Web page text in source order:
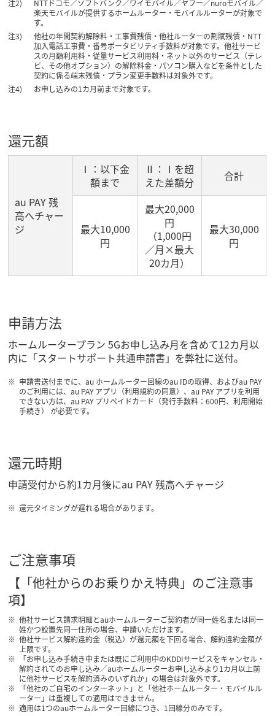
NTTドコモ／ソフトバンク／ワイモバイル／ヤフー／nuroモバイル／
楽天モバイルが提供するホームルーター・モバイルルーターが対象で
す。
他社の年間契約解除料・工事費残債・他社ルーターの割賦残債・NTT
加入電話工事費・番号ポータビリティ手数料が対象です。他社サービ
スの月額利用料・従量サービス利用料・ネット以外のサービス（テレ
ビ、その他オプション）の解除料金・パソコン購入などを条件とした
契約に係る端末残債・プラン変更手数料は対象外です。
お申し込みの1カ月前まで対象です。
還元額
au PAY 残
高へチャー
ジ
Ⅰ：以下金
額まで
Ⅱ：Ⅰを超
えた差額分
合計
最大10,000
円
最大20,000
円
（1,000円
／月×最大
20カ月）
最大30,000
円
申請方法
ホームルータープラン 5Gお申し込み月を含めて12カ月以
内に「スタートサポート共通申請書」を弊社に送付。
申請書送付までに、au ホームルーター回線のau IDの取得、およびau PAY
のご利用には、au PAY アプリ（利用規約の同意）、au PAY アプリを利用
できない方は、au PAY プリペイドカード（発行手数料：600円、利用開始
手続き） が必要です。
還元時期
申請受付から約1カ月後にau PAY 残高へチャージ
還元タイミングが遅れる場合があります。
ご注意事項
【「他社からのお乗りかえ特典」のご注意事
項】
他社サービス請求明細とauホームルーターご契約者が同一姓名または同一
姓かつ設置先同一住所の場合、申請いただけます。
他社サービス解約違約金（税込）が還元額を下回る場合、解約違約金額が
上限です。
「お申し込み手続き中または既にご利用中のKDDIサービスをキャンセル・
解約されてのお申し込み／auホームルーターお申し込みより1カ月以上前
に他社サービスを解約済みのいずれか」の場合は対象外です。
「他社のご自宅のインターネット」と「他社ホームルーター・モバイルル
ーター」は重複しての適用はできません。
適用は1つのauホームルーター回線につき、1回線分のみです。